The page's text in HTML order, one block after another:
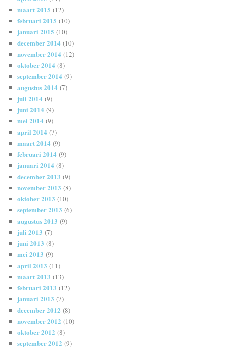
maart 2015 (12)
februari 2015 (10)
januari 2015 (10)
december 2014 (10)
november 2014 (12)
oktober 2014 (8)
september 2014 (9)
augustus 2014 (7)
juli 2014 (9)
juni 2014 (9)
mei 2014 (9)
april 2014 (7)
maart 2014 (9)
februari 2014 (9)
januari 2014 (8)
december 2013 (9)
november 2013 (8)
oktober 2013 (10)
september 2013 (6)
augustus 2013 (9)
juli 2013 (7)
juni 2013 (8)
mei 2013 (9)
april 2013 (11)
maart 2013 (13)
februari 2013 (12)
januari 2013 (7)
december 2012 (8)
november 2012 (10)
oktober 2012 (8)
september 2012 (9)